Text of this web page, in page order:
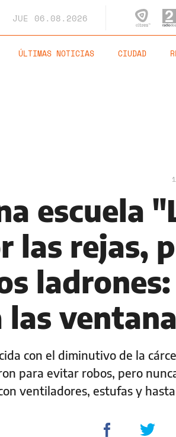
JUE 06.08.2026
ÚLTIMAS NOTICIAS CIUDAD
escuela
las rejas,
ladrones:
con el diminutivo de la
para evitar robos, pero
ventiladores, estufas y